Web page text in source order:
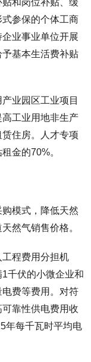
参保的个体工商
业事业单位开展
基本生活费补贴
业园区工业项目
工业用地非生产
住房。人才专项
金的70%。
购模式，降低天然
然气销售价格。
工程费用分担机
千伏的小微企业和
费等费用。对符
靠性供电费用收
年每千瓦时平均电